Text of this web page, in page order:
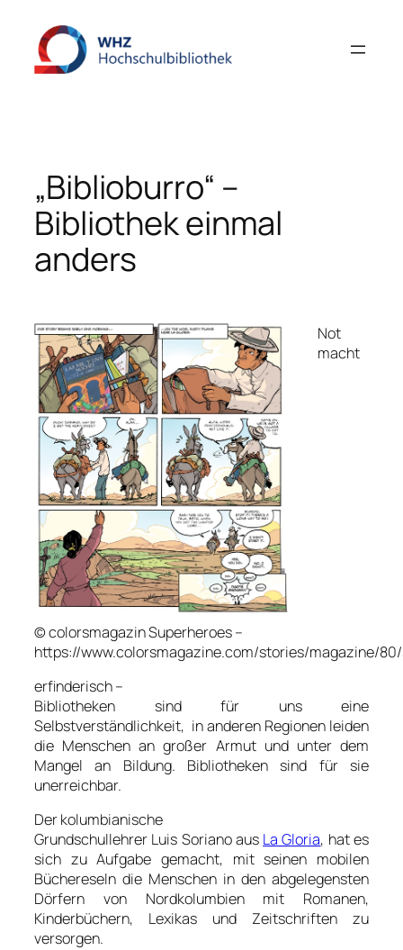
Inhalt
springen
„Biblioburro“ –
Bibliothek einmal
anders
© colorsmagazin Superheroes –
https://www.colorsmagazine.com/stories/magazine/
Not
macht
erfinderisch –
Bibliotheken sind für uns eine
Selbstverständlichkeit, in anderen Regionen leiden
die Menschen an großer Armut und unter dem
Mangel an Bildung. Bibliotheken sind für sie
unerreichbar.
Der kolumbianische
Grundschullehrer Luis Soriano aus La Gloria, hat es
sich zu Aufgabe gemacht, mit seinen mobilen
Büchereseln die Menschen in den abgelegensten
Dörfern von Nordkolumbien mit Romanen,
Kinderbüchern, Lexikas und Zeitschriften zu
versorgen.